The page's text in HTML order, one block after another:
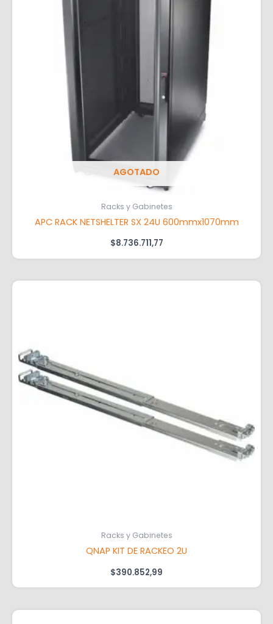
AGOTADO
Racks y Gabinetes
APC RACK NETSHELTER SX 24U 600mmx1070mm
$8.736.711,77
Racks y Gabinetes
QNAP KIT DE RACKEO 2U
$390.852,99